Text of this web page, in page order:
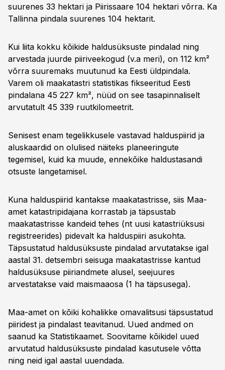
suurenes 33 hektari ja Piirissaare 104 hektari võrra. Ka
Tallinna pindala suurenes 104 hektarit.
Kui liita kokku kõikide haldusüksuste pindalad ning
arvestada juurde piiriveekogud (v.a meri), on 112 km²
võrra suuremaks muutunud ka Eesti üldpindala.
Varem oli maakatastri statistikas fikseeritud Eesti
pindalana 45 227 km², nüüd on see tasapinnaliselt
arvutatult 45 339 ruutkilomeetrit.
Senisest enam tegelikkusele vastavad halduspiirid ja
aluskaardid on olulised näiteks planeeringute
tegemisel, kuid ka muude, ennekõike haldustasandi
otsuste langetamisel.
Kuna halduspiirid kantakse maakatastrisse, siis Maa-
amet katastripidajana korrastab ja täpsustab
maakatastrisse kandeid tehes (nt uusi katastriüksusi
registreerides) pidevalt ka halduspiiri asukohta.
Täpsustatud haldusüksuste pindalad arvutatakse igal
aastal 31. detsembri seisuga maakatastrisse kantud
haldusüksuse piiriandmete alusel, seejuures
arvestatakse vaid maismaaosa (1 ha täpsusega).
Maa-amet on kõiki kohalikke omavalitsusi täpsustatud
piiridest ja pindalast teavitanud. Uued andmed on
saanud ka Statistikaamet. Soovitame kõikidel uued
arvutatud haldusüksuste pindalad kasutusele võtta
ning neid igal aastal uuendada.